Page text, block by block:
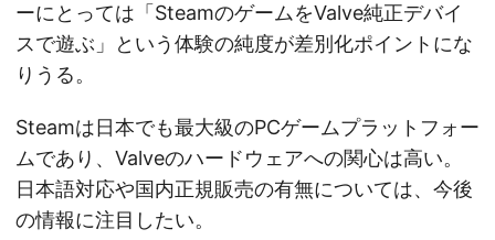
ーにとっては「SteamのゲームをValve純正デバイ
スで遊ぶ」という体験の純度が差別化ポイントにな
りうる。
Steamは日本でも最大級のPCゲームプラットフォー
ムであり、Valveのハードウェアへの関心は高い。
日本語対応や国内正規販売の有無については、今後
の情報に注目したい。